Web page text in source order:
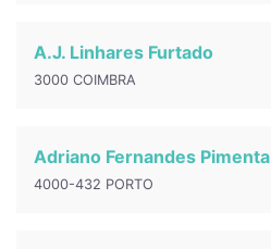
A.J. Linhares Furtado
3000 COIMBRA
Adriano Fernandes Pimenta
4000-432 PORTO